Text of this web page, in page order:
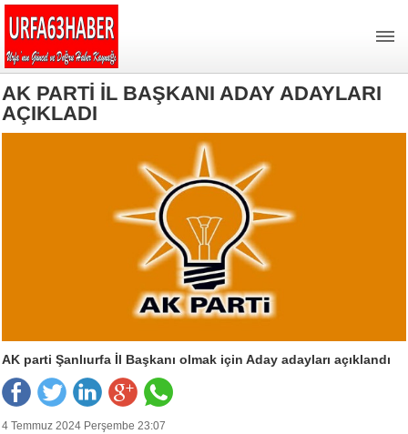
AK PARTİ İL BAŞKANI ADAY ADAYLARI
AÇIKLADI
AK parti Şanlıurfa İl Başkanı olmak için Aday adayları açıklandı
4 Temmuz 2024 Perşembe 23:07